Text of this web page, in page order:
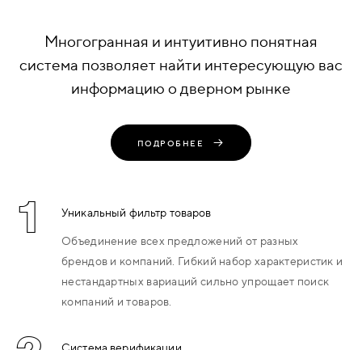
Многогранная и интуитивно понятная
система позволяет найти интересующую вас
информацию о дверном рынке
ПОДРОБНЕЕ
1 Уникальный фильтр товаров
Объединение всех предложений от разных
брендов и компаний. Гибкий набор характеристик и
нестандартных вариаций сильно упрощает поиск
компаний и товаров.